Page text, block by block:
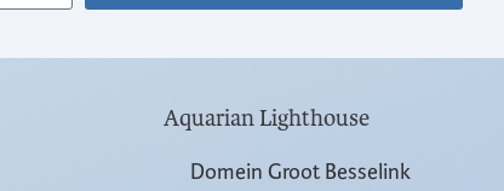
Aquarian Lighthouse
Domein Groot Besselink